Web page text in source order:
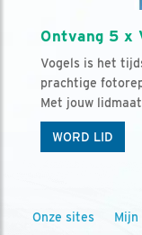
Ontvang 5 x
Vogels is het
prachtige
Met jouw
WORD LID
Onze sites